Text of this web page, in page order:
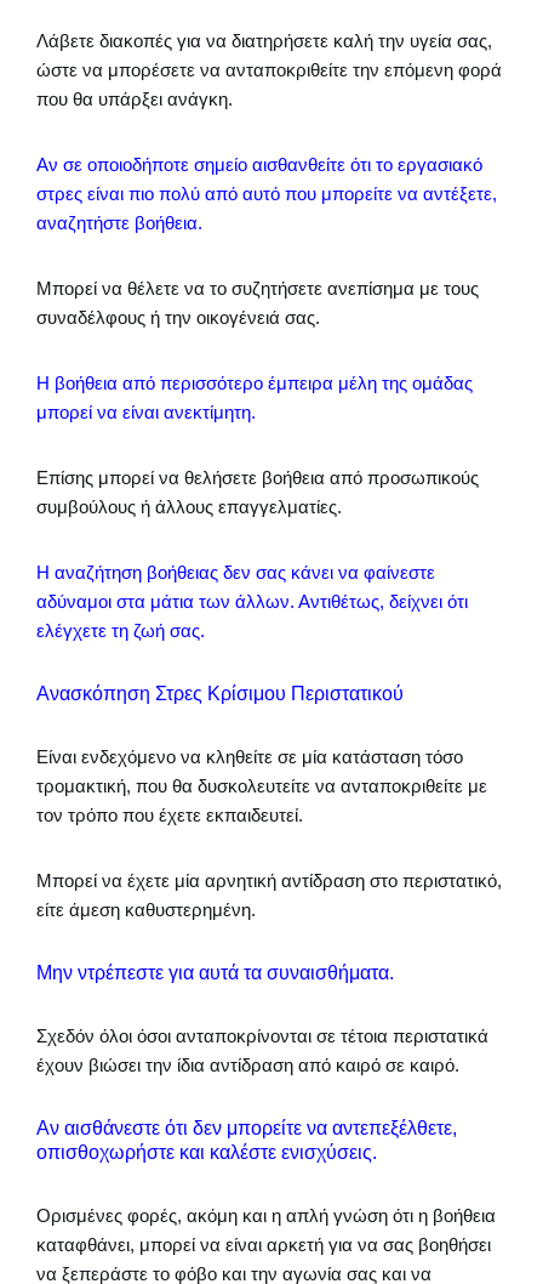
Λάβετε διακοπές για να διατηρήσετε καλή την υγεία σας,
ώστε να μπορέσετε να ανταποκριθείτε την επόμενη φορά
που θα υπάρξει ανάγκη.
Αν σε οποιοδήποτε σημείο αισθανθείτε ότι το εργασιακό
στρες είναι πιο πολύ από αυτό που μπορείτε να αντέξετε,
αναζητήστε βοήθεια.
Μπορεί να θέλετε να το συζητήσετε ανεπίσημα με τους
συναδέλφους ή την οικογένειά σας.
Η βοήθεια από περισσότερο έμπειρα μέλη της ομάδας
μπορεί να είναι ανεκτίμητη.
Επίσης μπορεί να θελήσετε βοήθεια από προσωπικούς
συμβούλους ή άλλους επαγγελματίες.
Η αναζήτηση βοήθειας δεν σας κάνει να φαίνεστε
αδύναμοι στα μάτια των άλλων. Αντιθέτως, δείχνει ότι
ελέγχετε τη ζωή σας.
Ανασκόπηση Στρες Κρίσιμου Περιστατικού
Είναι ενδεχόμενο να κληθείτε σε μία κατάσταση τόσο
τρομακτική, που θα δυσκολευτείτε να ανταποκριθείτε με
τον τρόπο που έχετε εκπαιδευτεί.
Μπορεί να έχετε μία αρνητική αντίδραση στο περιστατικό,
είτε άμεση καθυστερημένη.
Μην ντρέπεστε για αυτά τα συναισθήματα.
Σχεδόν όλοι όσοι ανταποκρίνονται σε τέτοια περιστατικά
έχουν βιώσει την ίδια αντίδραση από καιρό σε καιρό.
Αν αισθάνεστε ότι δεν μπορείτε να αντεπεξέλθετε,
οπισθοχωρήστε και καλέστε ενισχύσεις.
Ορισμένες φορές, ακόμη και η απλή γνώση ότι η βοήθεια
καταφθάνει, μπορεί να είναι αρκετή για να σας βοηθήσει
να ξεπεράστε το φόβο και την αγωνία σας και να